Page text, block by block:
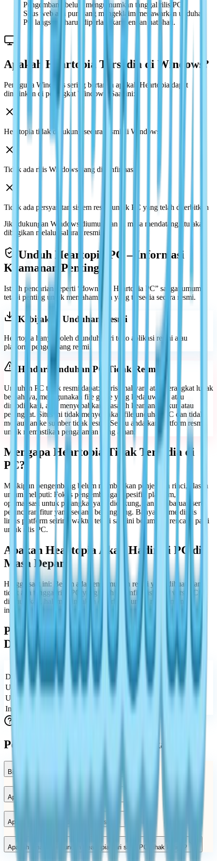
Pengembang belum mengumumkan tanggal rilis PC
Situs web apa pun yang mengeklaim menawarkan unduhan
PC langsung harus diperlakukan dengan hati-hati.
Apakah Heartopia Tersedia di Windows?
Pengguna Windows sering bertanya apakah Heartopia dapat
dimainkan di perangkat Windows. Saat ini:
Heartopia tidak didukung secara resmi di Windows
Tidak ada rilis Windows yang dikonfirmasi
Tidak ada persyaratan sistem resmi untuk PC yang telah diterbitkan
Jika dukungan Windows diumumkan di masa mendatang, itu akan
dibagikan melalui saluran resmi.
Unduh Heartopia PC – Informasi
Keamanan Penting
Istilah pencarian seperti “download Heartopia PC” sangat umum,
tetapi penting untuk memahami apa yang tersedia secara resmi.
Kebijakan Unduhan Resmi
Heartopia hanya boleh diunduh dari toko aplikasi resmi atau
platform pengembang resmi.
Hindari Unduhan PC Tidak Resmi
Unduhan PC tidak resmi dapat: Berisi malware atau perangkat lunak
berbahaya, menggunakan file game yang kedaluwarsa atau
dimodifikasi, atau menyebabkan masalah keamanan akun atau
perangkat. Situs ini tidak menyediakan file unduhan PC dan tidak
menautkan ke sumber tidak resmi. Selalu andalkan platform resmi
untuk memastikan pengalaman yang aman.
Mengapa Heartopia Tidak Tersedia di
PC?
Meskipun pengembang belum memberikan penjelasan rinci, alasan
umum meliputi: Fokus pengembangan spesifik platform,
optimalisasi untuk perangkat yang didukung, dan pembaruan serta
peluncuran fitur yang sedang berlangsung. Banyak game dirilis
lintas platform seiring waktu, tetapi saat ini belum ada rencana pasti
untuk rilis PC.
Apakah Heartopia Akan Hadir di PC di
Masa Depan?
Hingga saat ini: Belum ada pengumuman resmi yang dibuat, dan
tidak ada tanggal rilis PC yang telah dikonfirmasi. Jika versi PC
diumumkan, halaman ini akan diperbarui untuk mencerminkan
informasi terbaru.
Perbandingan PC vs Platform yang
Didukung
Platform Didukung
Dukungan Resmi
Unduhan Asli
Tidak
Ya
Update Resmi
Instalasi Aman
Terjamin
Pertanyaan yang Sering Diajukan
Bisakah saya bermain Heartopia di PC?
Apakah ada unduhan PC Heartopia?
Apakah Heartopia hadir di Windows?
Apakah aman mengunduh Heartopia dari situs PC pihak ketiga?